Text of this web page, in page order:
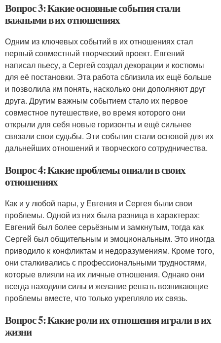
Вопрос 3: Какие основные события стали
важными в их отношениях
Одним из ключевых событий в их отношениях стал
первый совместный творческий проект. Евгений
написал пьесу, а Сергей создал декорации и костюмы
для её постановки. Эта работа сблизила их ещё больше
и позволила им понять, насколько они дополняют друг
друга. Другим важным событием стало их первое
совместное путешествие, во время которого они
открыли для себя новые горизонты и ещё сильнее
связали свои судьбы. Эти события стали основой для их
дальнейших отношений и творческого сотрудничества.
Вопрос 4: Какие проблемы ониали в своих
отношениях
Как и у любой пары, у Евгения и Сергея были свои
проблемы. Одной из них была разница в характерах:
Евгений был более серьёзным и замкнутым, тогда как
Сергей был общительным и эмоциональным. Это иногда
приводило к конфликтам и недоразумениям. Кроме того,
они сталкивались с профессиональными трудностями,
которые влияли на их личные отношения. Однако они
всегда находили силы и желание решать возникающие
проблемы вместе, что только укрепляло их связь.
Вопрос 5: Какие роли их отношения играли в их
жизни